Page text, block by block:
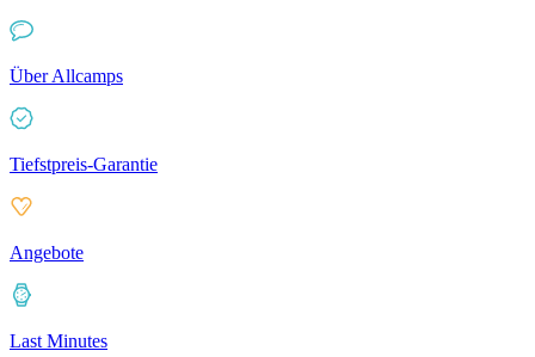
Über Allcamps
Tiefstpreis-Garantie
Angebote
Last Minutes